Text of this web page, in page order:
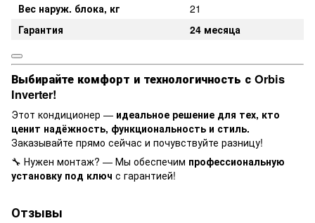
Вес наруж. блока, кг
21
Гарантия
24 месяца
Выбирайте комфорт и технологичность с Orbis
Inverter!
Этот кондиционер — идеальное решение для тех, кто
ценит надёжность, функциональность и стиль.
Заказывайте прямо сейчас и почувствуйте разницу!
🔧 Нужен монтаж? — Мы обеспечим профессиональную
установку под ключ с гарантией!
Отзывы